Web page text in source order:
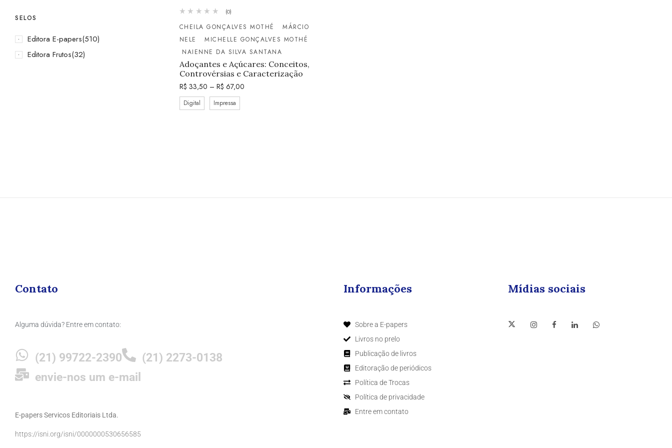
SELOS
Editora E-papers(510)
Editora Frutos(32)
(0)
CHEILA GONÇALVES MOTHÉ
MÁRCIO
NELE
MICHELLE GONÇALVES MOTHÉ
NAIENNE DA SILVA SANTANA
Adoçantes e Açúcares: Conceitos,
Controvérsias e Caracterização
R$ 33,50 – R$ 67,00
Digital Impressa
Contato
Alguma dúvida? Entre em contato:
(21) 99722-2390
(21) 2273-0138
envie-nos um e-mail
E-papers Servicos Editoriais Ltda.
https://isni.org/isni/0000000530656585
Informações
Sobre a E-papers
Livros no prelo
Publicação de livros
Editoração de periódicos
Política de Trocas
Política de privacidade
Entre em contato
Mídias sociais